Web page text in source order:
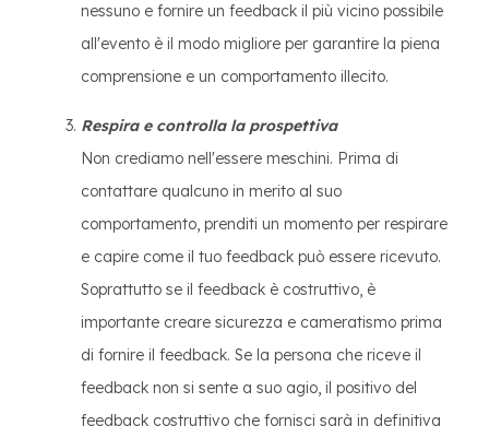
nessuno e fornire un feedback il più vicino possibile
all'evento è il modo migliore per garantire la piena
comprensione e un comportamento illecito.
Respira e controlla la prospettiva
Non crediamo nell'essere meschini. Prima di
contattare qualcuno in merito al suo
comportamento, prenditi un momento per respirare
e capire come il tuo feedback può essere ricevuto.
Soprattutto se il feedback è costruttivo, è
importante creare sicurezza e cameratismo prima
di fornire il feedback. Se la persona che riceve il
feedback non si sente a suo agio, il positivo del
feedback costruttivo che fornisci sarà in definitiva